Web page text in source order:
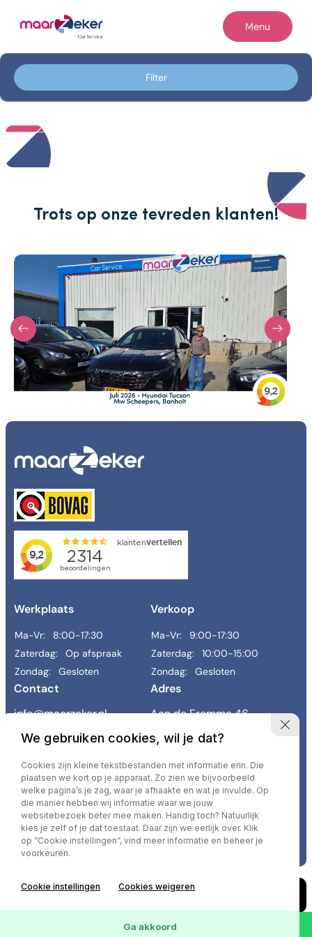
Menu
Home
Reiniging & herstel
Vacatures
Over ons
Verkocht
Filter
Filters
Filter op
Merk
Brandstof
Transmissie
Transmissie
Kleur
Carrosserie
Prijs (€)
-
Kilometerstand
-
Sorteren op
Trots op onze tevreden klanten!
Werkplaats
Ma-Vr:
8:00-17:30
Zaterdag:
Op afspraak
Zondag:
Gesloten
Verkoop
Ma-Vr:
9:00-17:30
Zaterdag:
10:00-15:00
Zondag:
Gesloten
Contact
info@maarzeker.nl
043 458 9800
Adres
Aan de Fremme 46
6269 BE Margraten
Links
OccasionsDiensten WerkplaatsReiniging & herstelContact
VacaturesOver onsVerkocht
Privacy policy
We gebruiken cookies, wil je dat?
Cookies zijn kleine tekstbestanden met informatie erin. Die
plaatsen we kort op je apparaat. Zo zien we bijvoorbeeld
welke pagina’s je zag, waar je afhaakte en wat je invulde. Op
die manier hebben wij informatie waar we jouw
websitebezoek beter mee maken. Handig toch? Natuurlijk
kies je zelf of je dat toestaat. Daar zijn we eerlijk over. Klik
op “Cookie instellingen”, vind meer informatie en beheer je
voorkeuren.
Cookie instellingen Cookies weigeren
Ga akkoord